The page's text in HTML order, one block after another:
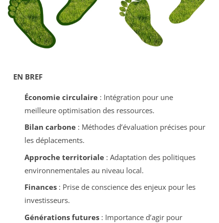
EN BREF
Économie circulaire: Intégration pour une
meilleure optimisation des ressources.
Bilan carbone: Méthodes d’évaluation précises pour
les déplacements.
Approche territoriale: Adaptation des politiques
environnementales au niveau local.
Finances: Prise de conscience des enjeux pour les
investisseurs.
Générations futures: Importance d’agir pour